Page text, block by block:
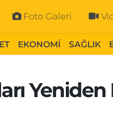
Foto Galeri
EKONOMİ SAĞLIK